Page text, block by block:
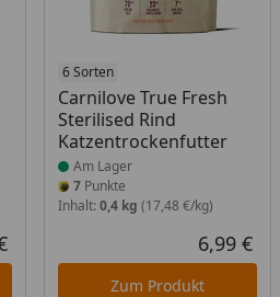
Aktueller Preis
6 Sorten
Carnilove True Fresh
Sterilised Rind
Katzentrockenfutter
Produkt am Lager
Am Lager
7Punkte
Inhalt: 0,4 kg (17,48 €/kg)
6,99 €
Zum Produkt